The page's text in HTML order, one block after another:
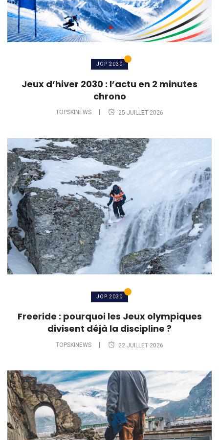
JOP 2030
Jeux d’hiver 2030 : l’actu en 2 minutes
chrono
TOPSKINEWS 25 JUILLET 2026
JOP 2030
Freeride : pourquoi les Jeux olympiques
divisent déjà la discipline ?
TOPSKINEWS 22 JUILLET 2026